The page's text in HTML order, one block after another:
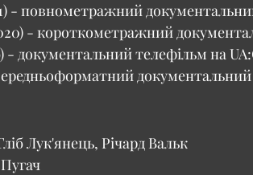
- повнометражний
- короткометражний
- документальний телефільм на
Лук'янець, Річард Вальк